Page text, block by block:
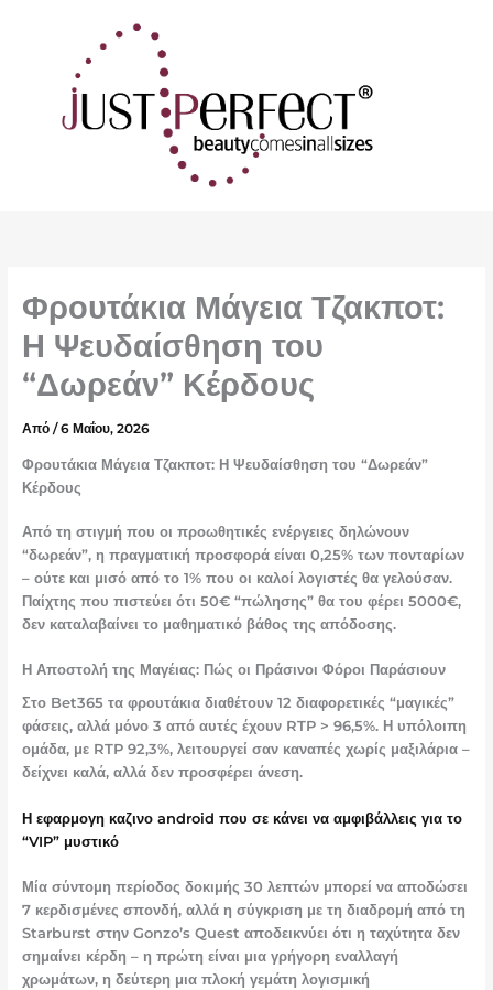
Φρουτάκια Μάγεια Τζακποτ:
Η Ψευδαίσθηση του
“Δωρεάν” Κέρδους
Από /6 Μαΐου, 2026
Φρουτάκια Μάγεια Τζακποτ: Η Ψευδαίσθηση του “Δωρεάν”
Κέρδους
Από τη στιγμή που οι προωθητικές ενέργειες δηλώνουν
“δωρεάν”, η πραγματική προσφορά είναι 0,25% των πονταρίων
– ούτε και μισό από το 1% που οι καλοί λογιστές θα γελούσαν.
Παίχτης που πιστεύει ότι 50€ “πώλησης” θα του φέρει 5000€,
δεν καταλαβαίνει το μαθηματικό βάθος της απόδοσης.
Η Αποστολή της Μαγέιας: Πώς οι Πράσινοι Φόροι Παράσιουν
Στο Bet365 τα φρουτάκια διαθέτουν 12 διαφορετικές “μαγικές”
φάσεις, αλλά μόνο 3 από αυτές έχουν RTP > 96,5%. Η υπόλοιπη
ομάδα, με RTP 92,3%, λειτουργεί σαν καναπές χωρίς μαξιλάρια –
δείχνει καλά, αλλά δεν προσφέρει άνεση.
Η εφαρμογη καζινο android που σε κάνει να αμφιβάλλεις για το
“VIP” μυστικό
Μία σύντομη περίοδος δοκιμής 30 λεπτών μπορεί να αποδώσει
7 κερδισμένες σπονδή, αλλά η σύγκριση με τη διαδρομή από τη
Starburst στην Gonzo’s Quest αποδεικνύει ότι η ταχύτητα δεν
σημαίνει κέρδη – η πρώτη είναι μια γρήγορη εναλλαγή
χρωμάτων, η δεύτερη μια πλοκή γεμάτη λογισμική